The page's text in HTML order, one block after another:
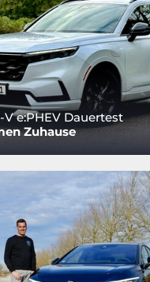
V e:PHEV Dauertest
Zuhause